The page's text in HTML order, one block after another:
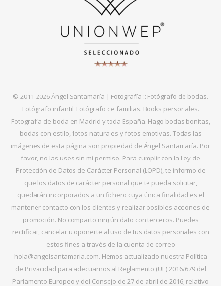
© 2011-2026 Ángel Santamaría | Fotografía :: Fotógrafo de bodas.
Fotógrafo infantil. Fotógrafo de familias. Books personales.
Fotografía de boda en Madrid y toda España. Hago bodas bonitas,
bodas con estilo, fotos naturales y fotos emotivas. Todas las
imágenes de esta página son propiedad de Ángel Santamaría. Por
favor, no las uses sin mi permiso. Para cumplir con la Ley de
Protección de Datos de Carácter Personal (LOPD), te informo de
que los datos de carácter personal que te pueda solicitar,
quedarán incorporados a un fichero cuya única finalidad es el
mantener contacto con los clientes y realizar posibles acciones de
promoción. No comparto ningún dato con terceros. Puedes
rectificar, cancelar u oponerte al uso de tus datos personales con
estos fines a través de la cuenta de correo
hola@angelsantamaria.com. Hemos actualizado nuestra Política
de Privacidad para adecuarnos al Reglamento (UE) 2016/679 del
Parlamento Europeo y del Consejo de 27 de abril de 2016, relativo